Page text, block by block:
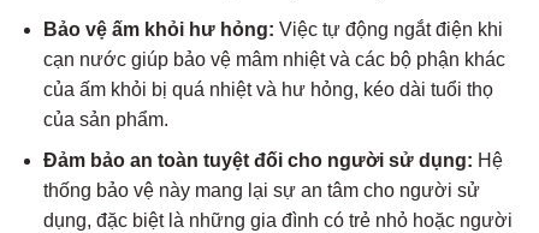
Bảo vệ ấm khỏi hư hỏng: Việc tự động ngắt điện khi
cạn nước giúp bảo vệ mâm nhiệt và các bộ phận khác
của ấm khỏi bị quá nhiệt và hư hỏng, kéo dài tuổi thọ
của sản phẩm.
Đảm bảo an toàn tuyệt đối cho người sử dụng: Hệ
thống bảo vệ này mang lại sự an tâm cho người sử
dụng, đặc biệt là những gia đình có trẻ nhỏ hoặc người